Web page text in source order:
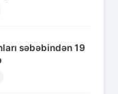
səbəbindən 19